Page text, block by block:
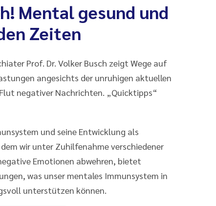
Mental gesund und
Zeiten
Prof. Dr. Volker Busch zeigt Wege auf
angesichts der unruhigen aktuellen
negativer Nachrichten. „Quicktipps“
und seine Entwicklung als
wir unter Zuhilfenahme verschiedener
Emotionen abwehren, bietet
was unser mentales Immunsystem in
unterstützen können.